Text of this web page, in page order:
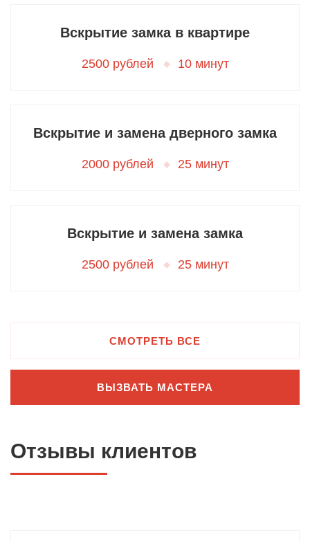
Вскрытие замка в квартире
2500 рублей 10 минут
Вскрытие и замена дверного замка
2000 рублей 25 минут
Вскрытие и замена замка
2500 рублей 25 минут
СМОТРЕТЬ ВСЕ
ВЫЗВАТЬ МАСТЕРА
Отзывы клиентов